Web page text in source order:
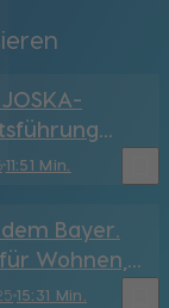
11:51 Min.
DEG)
15:31 Min.
Bayer.
Wohnen,